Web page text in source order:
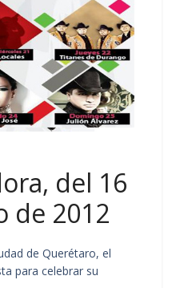
del 16
de 2012
de Querétaro, el
para celebrar su